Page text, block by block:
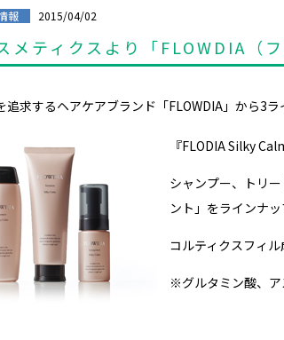
報 2015/04/02
メティクスより「FLOWDIA（
追求するヘアケアブランド「FLOWDIA」から3
『FLODIA Silky
シャンプー、トリ
ント」をラインナッ
コルティクスフィ
※グルタミン酸、ア